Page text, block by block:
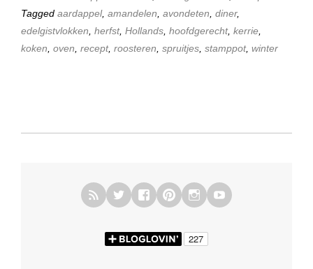
Tagged aardappel, amandelen, avondeten, diner,
edelgistvlokken, herfst, Hollands, hoofdgerecht, kerrie,
koken, oven, recept, roosteren, spruitjes, stamppot, winter